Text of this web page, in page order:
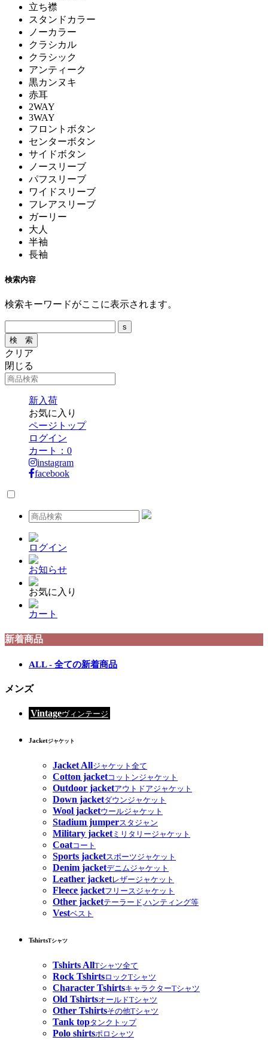
立ち襟
スタンドカラー
ノーカラー
クラシカル
クラシック
アンティーク
黒カンヌキ
赤耳
2WAY
3WAY
フロントボタン
センターボタン
サイドボタン
ノースリーブ
パフスリーブ
ワイドスリーブ
フレアスリーブ
ガーリー
大人
半袖
長袖
検索内容
検索キーワードがここに表示されます。
クリア
閉じる
新入荷
お気に入り
ページトップ
ログイン
カート： 0
instagram
facebook
ログイン
お知らせ
お気に入り
カート
新着商品
ALL - 全ての新着商品
メンズ
Vintageヴィンテージ
Jacketジャケット
Jacket Allジャケット全て
Cotton jacketコットンジャケット
Outdoor jacketアウトドアジャケット
Down jacketダウンジャケット
Wool jacketウールジャケット
Stadium jumperスタジャン
Military jacketミリタリージャケット
Coatコート
Sports jacketスポーツジャケット
Denim jacketデニムジャケット
Leather jacketレザージャケット
Fleece jacketフリースジャケット
Other jacketテーラード,ハンティング等
Vestベスト
TshirtsTシャツ
Tshirts AllTシャツ全て
Rock TshirtsロックTシャツ
Character TshirtsキャラクターTシャツ
Old TshirtsオールドTシャツ
Other Tshirtsその他Tシャツ
Tank topタンクトップ
Polo shirtsポロシャツ